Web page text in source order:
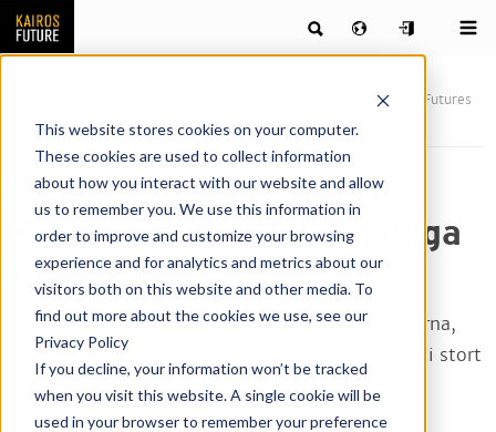
This website stores cookies on your computer.
These cookies are used to collect information
about how you interact with our website and allow
us to remember you. We use this information in
order to improve and customize your browsing
experience and for analytics and metrics about our
visitors both on this website and other media. To
find out more about the cookies we use, see our
Privacy Policy
If you decline, your information won’t be tracked
when you visit this website. A single cookie will be
used in your browser to remember your preference
Getting to NXT – Kairos Futures
ramverk för tokiga tider!
Getting to NXT – Kairos
Futures ramverk för tokiga
tider!
Oavsett om vi tänker på de kommande månaderna,
åren eller decennierna så talar mycket för att vi i stort
och smått är på väg mot en vändpunkt, en
sanningens minut. Och därmed, för många